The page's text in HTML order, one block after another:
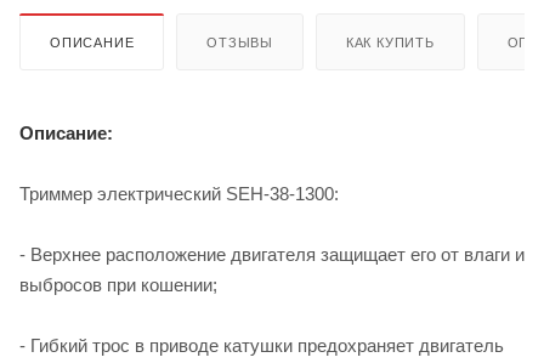
ОПИСАНИЕ ОТЗЫВЫ КАК КУПИТЬ
Описание:
Триммер электрический SEH-38-1300:
- Верхнее расположение двигателя защищает его от влаги и
выбросов при кошении;
- Гибкий трос в приводе катушки предохраняет двигатель